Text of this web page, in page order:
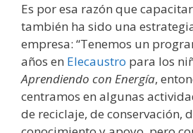
Es por esa razón que
también ha sido una
empresa: “Tenemos un
años en Elecaustro para los
Aprendiendo con Energía,
centramos en algunas
de reciclaje, de conservación,